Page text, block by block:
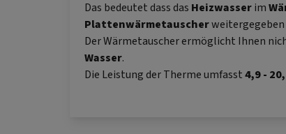
Das bedeutet dass das Heizwasserim
Plattenwärmetauscherweitergegeben
Der Wärmetauscher ermöglicht Ihnen
Wasser.
Die Leistung der Therme umfasst4,9 -